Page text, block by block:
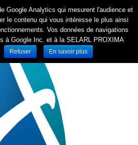
Google Analytics qui mesurent l'audience et
le contenu qui vous intéresse le plus ainsi
Vos données de navigations
à Google Inc. et à la SELARL PROXIMA
Refuser En savoir plus